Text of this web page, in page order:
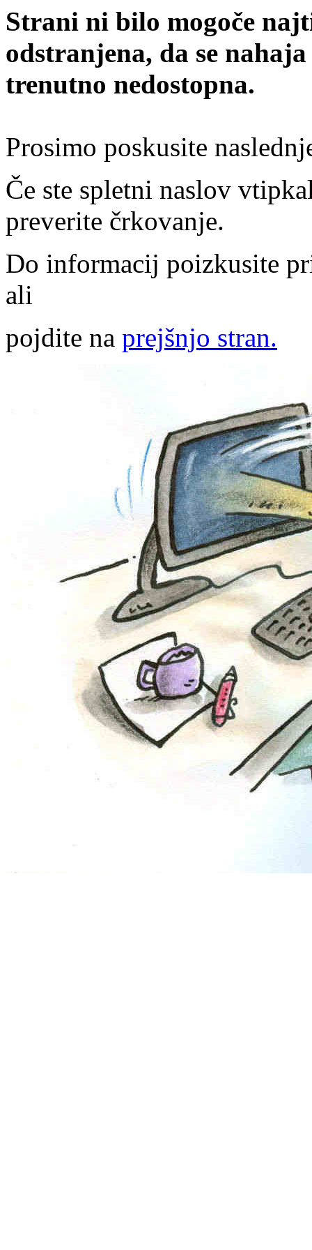
Strani ni bilo mogoče
odstranjena, da se
trenutno nedostopna.
Prosimo poskusite
Če ste spletni naslov
preverite črkovanje.
Do informacij poizkusite
ali
pojdite na prejšnjo stran.